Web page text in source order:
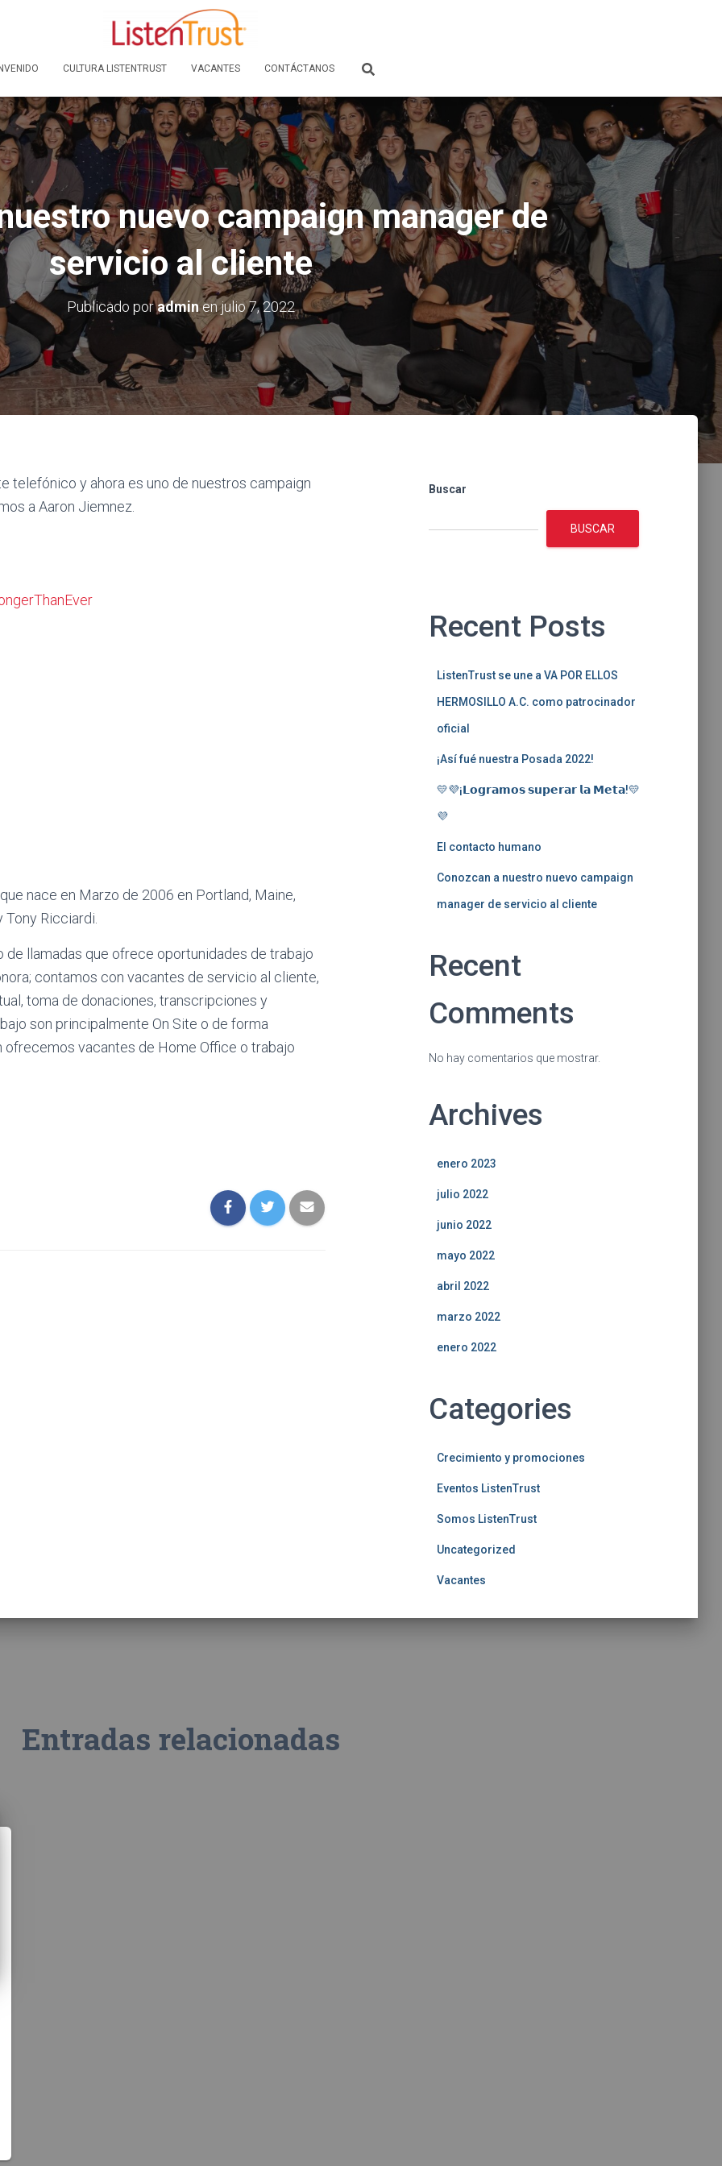
CULTURA LISTENTRUST VACANTES CONTÁCTANOS
nuevo campaign manager de
servicio al cliente
Publicado poradmin enjulio 7, 2022
telefónico y ahora es uno de nuestros campaign
a Aaron Jiemnez.
nace en Marzo de 2006 en Portland, Maine,
Tony Ricciardi.
llamadas que ofrece oportunidades de trabajo
contamos con vacantes de servicio al cliente,
toma de donaciones, transcripciones y
son principalmente On Site o de forma
ofrecemos vacantes de Home Office o trabajo
Buscar
BUSCAR
Recent Posts
ListenTrust se une a VA POR ELLOS
HERMOSILLO A.C. como patrocinador
oficial
¡Así fué nuestra Posada 2022!
💛💜¡𝗟𝗼𝗴𝗿𝗮𝗺𝗼𝘀 𝘀𝘂𝗽𝗲𝗿𝗮𝗿 𝗹𝗮 𝗠𝗲𝘁𝗮!💛
💜
El contacto humano
Conozcan a nuestro nuevo campaign
manager de servicio al cliente
Recent
Comments
No hay comentarios que mostrar.
Archives
enero 2023
julio 2022
junio 2022
mayo 2022
abril 2022
marzo 2022
enero 2022
Categories
Crecimiento y promociones
Eventos ListenTrust
Somos ListenTrust
Uncategorized
Vacantes
Entradas relacionadas